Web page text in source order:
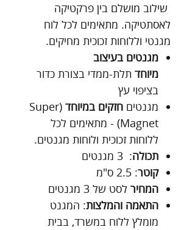
שילוב מושלם בין פרקטיקה
לאסתטיקה. מתאימים לכל לוח
מגנטי וללוחות זכוכית מחיקים.
מגנטים בעיצוב
מיוחד תלת-ממדי בצורת כדור
בציפוי עץ
מגנטים חזקים במיוחד (Super
Magnet) - מתאימים לכל
ללוחות זכוכית ולוחות מגנטים.
תכולה: 3 מגנטים
קוטר: 2.5 ס"מ
המחיר לסט של 3 מגנטים
התאמה והמלצות: המגנט
מומלץ ללוח במשרד, בבית